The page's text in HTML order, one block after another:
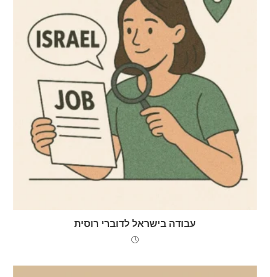
עבודה בישראל לדוברי רוסית